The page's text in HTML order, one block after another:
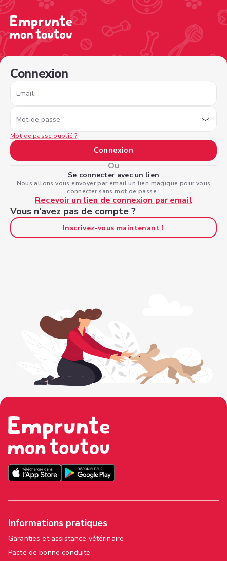
Connexion
Email
Mot de passe
Mot de passe oublié ?
Connexion
Ou
Se connecter avec un lien
Nous allons vous envoyer par email un lien magique pour vous
connecter sans mot de passe :
Recevoir un lien de connexion par email
Vous n'avez pas de compte ?
Inscrivez-vous maintenant !
Informations pratiques
Garanties et assistance vétérinaire
Pacte de bonne conduite
/sign-in?nextPage=%2Fview-profile%2Fe5bc8fea-a774-